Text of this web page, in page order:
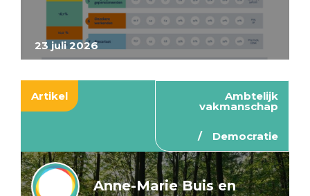
23 juli 2026
Artikel Ambtelijk
vakmanschap
Democratie
Anne-Marie Buis en